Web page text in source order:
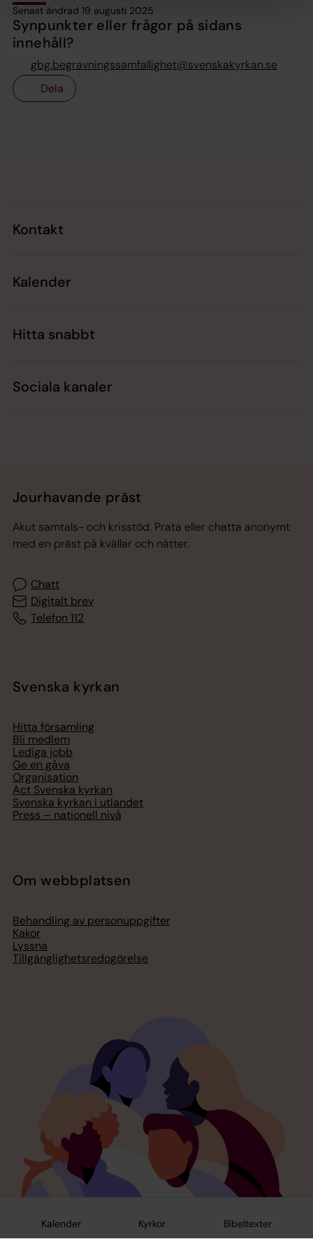
Kalender Kyrkor Bibeltexter
Senast ändrad 19 augusti 2025
Synpunkter eller frågor på sidans
innehåll?
gbg.begravningssamfallighet@svenskakyrkan.se
Dela
Kontakt
Kalender
Hitta snabbt
Sociala kanaler
Jourhavande präst
Akut samtals- och krisstöd. Prata eller chatta anonymt
med en präst på kvällar och nätter.
Chatt
Digitalt brev
Telefon 112
Svenska kyrkan
Hitta församling
Bli medlem
Lediga jobb
Ge en gåva
Organisation
Act Svenska kyrkan
Svenska kyrkan i utlandet
Press – nationell nivå
Om webbplatsen
Behandling av personuppgifter
Kakor
Lyssna
Tillgänglighetsredogörelse